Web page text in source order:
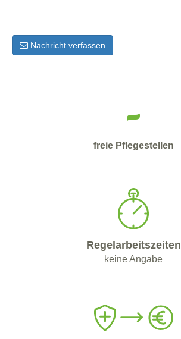
Nachricht verfassen
-
freie Pflegestellen
Regelarbeitszeiten
keine Angabe